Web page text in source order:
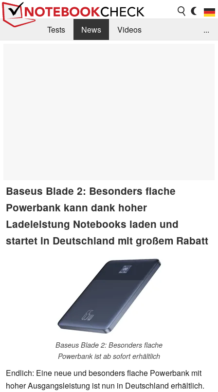
Tests News
Videos
...
Baseus Blade 2: Besonders flache
Powerbank kann dank hoher
Ladeleistung Notebooks laden und
startet in Deutschland mit großem Rabatt
Baseus Blade 2: Besonders flache
Powerbank ist ab sofort erhältlich
Endlich: Eine neue und besonders flache Powerbank mit
hoher Ausgangsleistung ist nun in Deutschland erhältlich.